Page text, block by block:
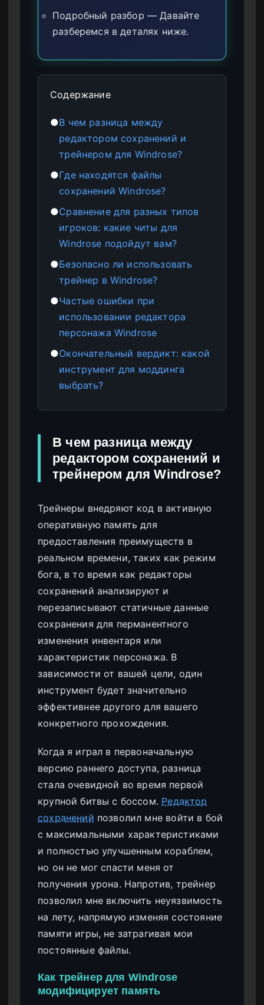
Подробный разбор — Давайте
разберемся в деталях ниже.
Содержание
●В чем разница между
редактором сохранений и
трейнером для Windrose?
●Где находятся файлы
сохранений Windrose?
●Сравнение для разных типов
игроков: какие читы для
Windrose подойдут вам?
●Безопасно ли использовать
трейнер в Windrose?
●Частые ошибки при
использовании редактора
персонажа Windrose
●Окончательный вердикт: какой
инструмент для моддинга
выбрать?
В чем разница между
редактором сохранений и
трейнером для Windrose?
Трейнеры внедряют код в активную
оперативную память для
предоставления преимуществ в
реальном времени, таких как режим
бога, в то время как редакторы
сохранений анализируют и
перезаписывают статичные данные
сохранения для перманентного
изменения инвентаря или
характеристик персонажа. В
зависимости от вашей цели, один
инструмент будет значительно
эффективнее другого для вашего
конкретного прохождения.
Когда я играл в первоначальную
версию раннего доступа, разница
стала очевидной во время первой
крупной битвы с боссом. Редактор
сохранений позволил мне войти в бой
с максимальными характеристиками
и полностью улучшенным кораблем,
но он не мог спасти меня от
получения урона. Напротив, трейнер
позволил мне включить неуязвимость
на лету, напрямую изменяя состояние
памяти игры, не затрагивая мои
постоянные файлы.
Как трейнер для Windrose
модифицирует память